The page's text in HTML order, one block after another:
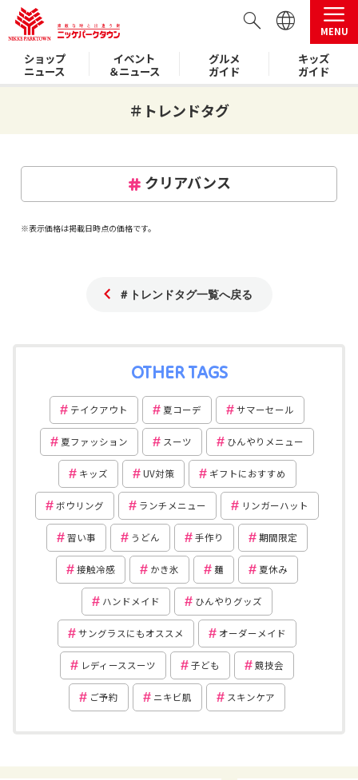
MENU
ショップ
ニュース
イベント
＆ニュース
グルメ
ガイド
キッズ
ガイド
＃トレンドタグ
クリアバンス
※表示価格は掲載日時点の価格です。
＃トレンドタグ一覧へ戻る
OTHER TAGS
テイクアウト 夏コーデ サマーセール
夏ファッション スーツ ひんやりメニュー
キッズ UV対策 ギフトにおすすめ
ボウリング ランチメニュー リンガーハット
習い事 うどん 手作り 期間限定
接触冷感 かき氷 麺 夏休み
ハンドメイド ひんやりグッズ
サングラスにもオススメ オーダーメイド
レディーススーツ 子ども 競技会
ご予約 ニキビ肌 スキンケア